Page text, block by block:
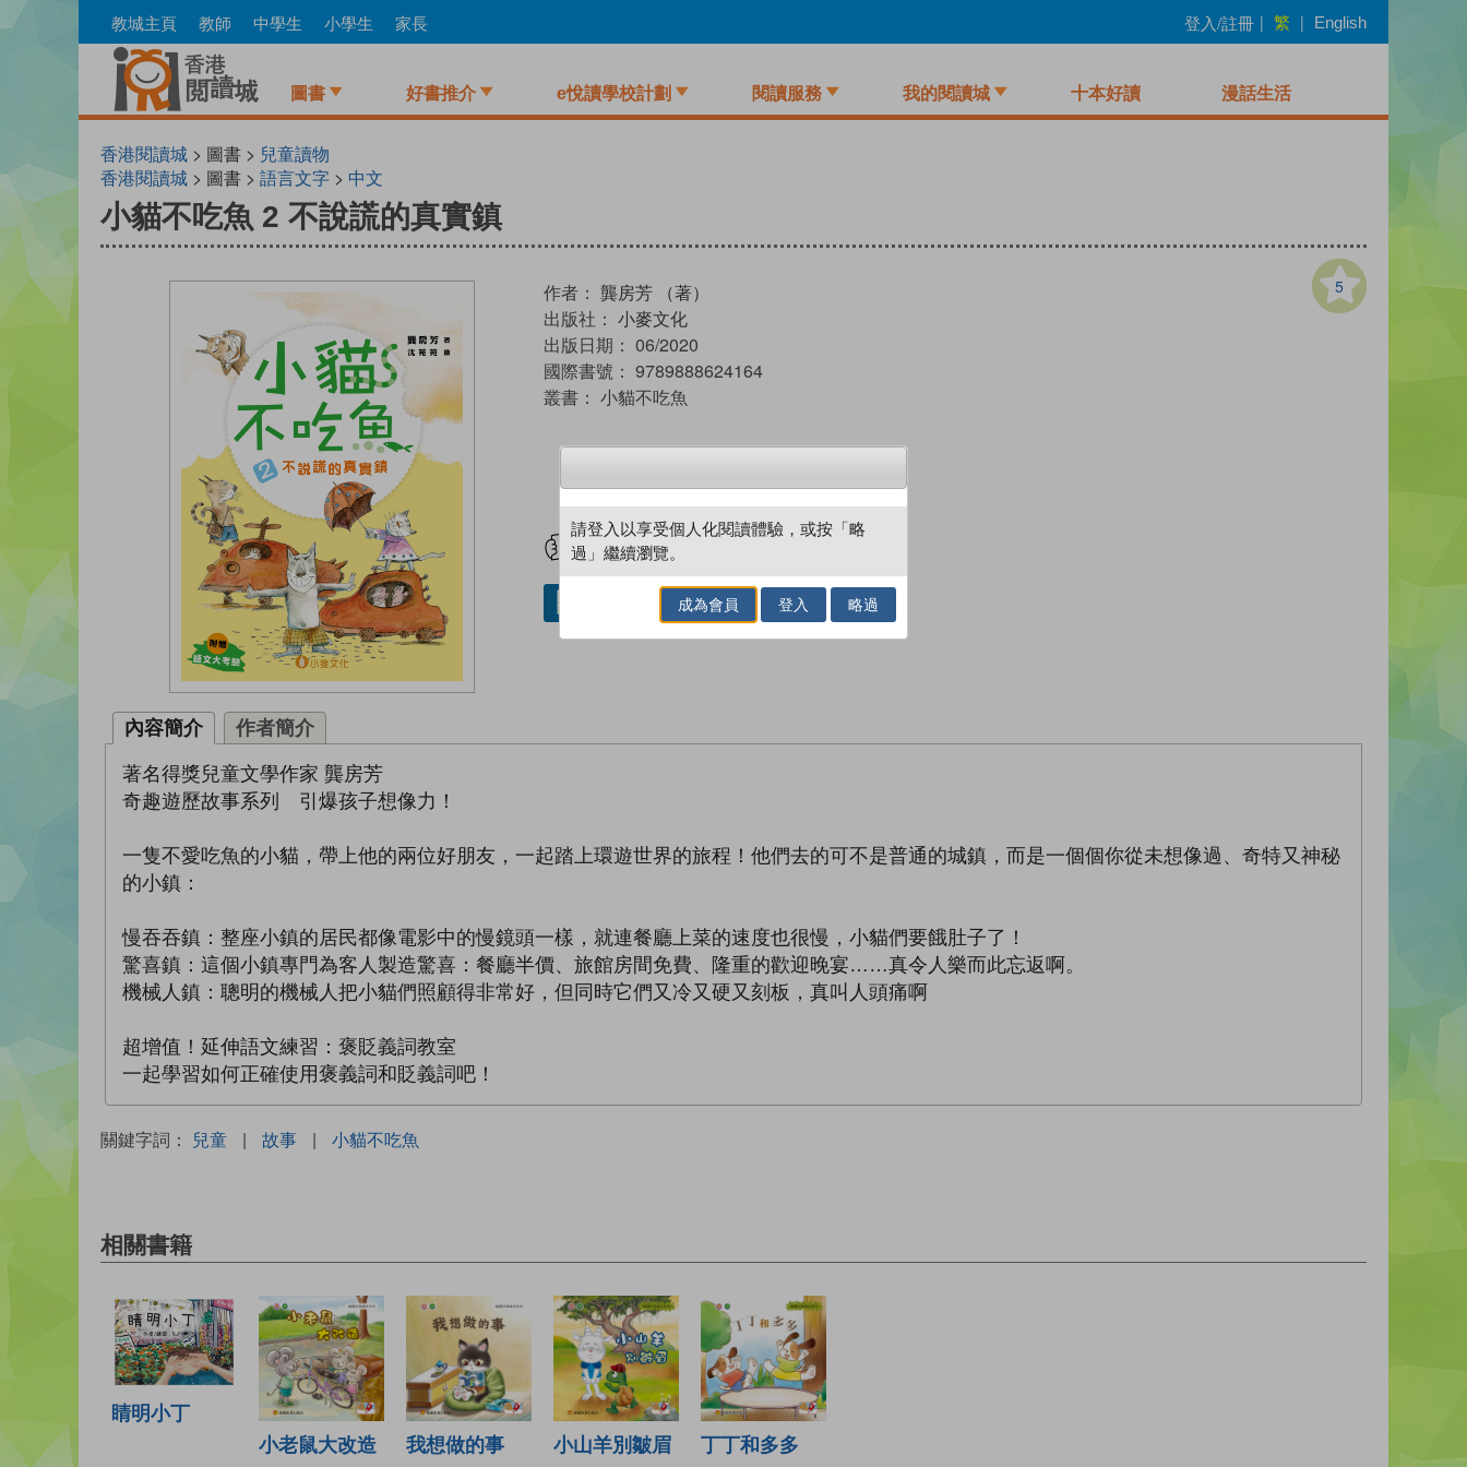
to
教城主頁 教師 中學生 小學生 家長 登入/註冊 | 繁 | English
圖書 好書推介 e悅讀學校計劃 閱讀服務 我的閱讀城 十本好讀 漫話生活
香港閱讀城 > 圖書 > 兒童讀物
香港閱讀城 > 圖書 > 語言文字 > 中文
小貓不吃魚 2 不說謊的真實鎮
5
作者： 龔房芳 （著）
出版社： 小麥文化
出版日期： 06/2020
國際書號： 9789888624164
叢書： 小貓不吃魚
試閲 加入閱讀紀錄
借閱實體書
內容簡介 作者簡介
著名得獎兒童文學作家 龔房芳
奇趣遊歷故事系列 引爆孩子想像力！
一隻不愛吃魚的小貓，帶上他的兩位好朋友，一起踏上環遊世界的旅程！他們去的可不是普通的城鎮，而是一個個你從未想像過、奇特又神秘
的小鎮：
慢吞吞鎮：整座小鎮的居民都像電影中的慢鏡頭一樣，就連餐廳上菜的速度也很慢，小貓們要餓肚子了！
驚喜鎮：這個小鎮專門為客人製造驚喜：餐廳半價、旅館房間免費、隆重的歡迎晚宴……真令人樂而此忘返啊。
機械人鎮：聰明的機械人把小貓們照顧得非常好，但同時它們又冷又硬又刻板，真叫人頭痛啊
超增值！延伸語文練習：褒貶義詞教室
一起學習如何正確使用褒義詞和貶義詞吧！
關鍵字詞： 兒童 | 故事 | 小貓不吃魚
相關書籍
睛明小丁
小老鼠大改造
我想做的事 小山羊別皺眉 丁丁和多多
請登入以享受個人化閱讀體驗，或按「略
過」繼續瀏覽。
成為會員 登入 略過